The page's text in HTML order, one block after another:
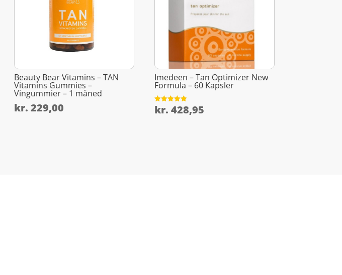
Beauty Bear Vitamins – TAN
Vitamins Gummies –
Vingummier – 1 måned
kr. 229,00
Imedeen – Tan Optimizer New
Formula – 60 Kapsler
Vurderet
4.9
kr. 428,95